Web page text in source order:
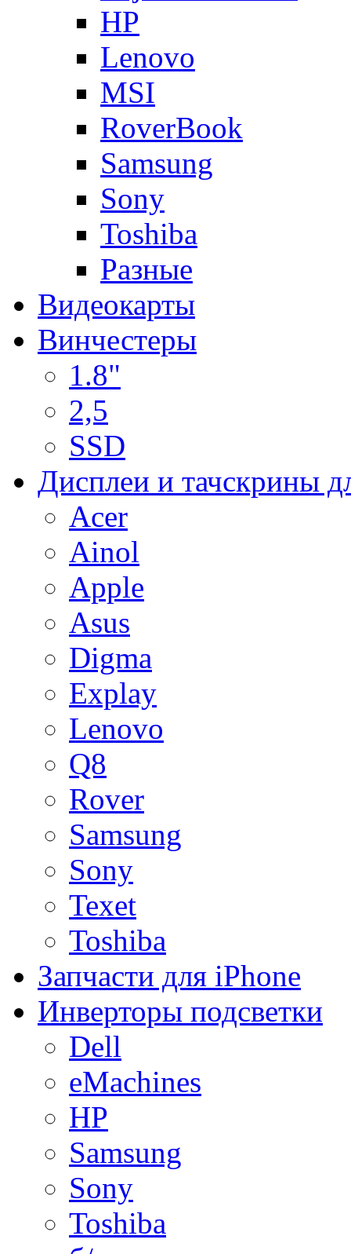
HP
Lenovo
MSI
RoverBook
Samsung
Sony
Toshiba
Разные
Видеокарты
Винчестеры
1.8"
2,5
SSD
Дисплеи и тачскрины
Acer
Ainol
Apple
Asus
Digma
Explay
Lenovo
Q8
Rover
Samsung
Sony
Texet
Toshiba
Запчасти для iPhone
Инверторы подсветки
Dell
eMachines
HP
Samsung
Sony
Toshiba